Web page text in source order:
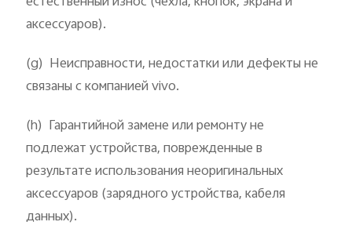
аксессуаров).
(g) Неисправности, недостатки или дефекты не
связаны с компанией vivo.
(h) Гарантийной замене или ремонту не
подлежат устройства, поврежденные в
результате использования неоригинальных
аксессуаров (зарядного устройства, кабеля
данных).